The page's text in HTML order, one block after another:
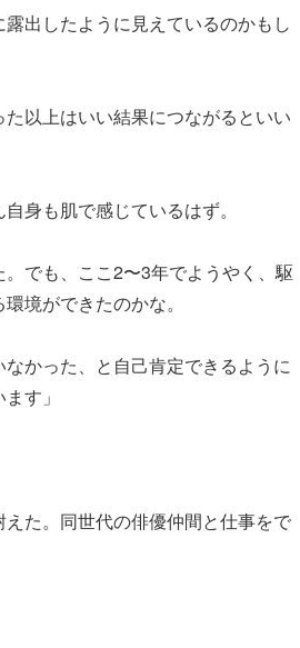
出したように見えているのかもし
以上はいい結果につながるといい
身も肌で感じているはず。
でも、ここ2〜3年でようやく、駆
境ができたのかな。
かった、と自己肯定できるように
す」
た。同世代の俳優仲間と仕事をで